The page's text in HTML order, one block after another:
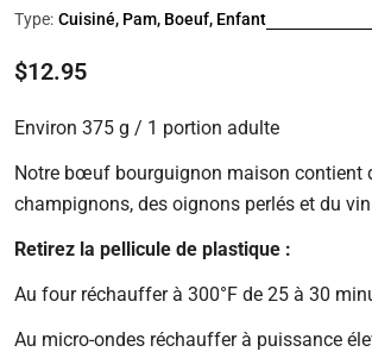
Type: Cuisiné, Pam, Boeuf, Enfant
Prix
régulier
$12.95
Environ 375 g / 1 portion adulte
Notre bœuf bourguignon maison contient
champignons, des oignons perlés et du
Retirez la pellicule de plastique :
Au four réchauffer à 300°F de 25 à 30
Au micro-ondes réchauffer à puissance